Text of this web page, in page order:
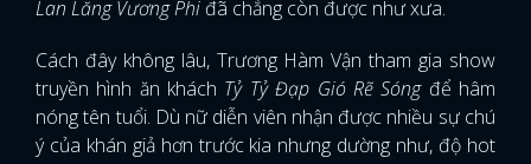
Lan Lăng Vương Phi đã chẳng còn được như xưa.
Cách đây không lâu, Trương Hàm Vận tham gia show
truyền hình ăn khách Tỷ Tỷ Đạp Gió Rẽ Sóng để hâm
nóng tên tuổi. Dù nữ diễn viên nhận được nhiều sự chú
ý của khán giả hơn trước kia nhưng dường như, độ hot